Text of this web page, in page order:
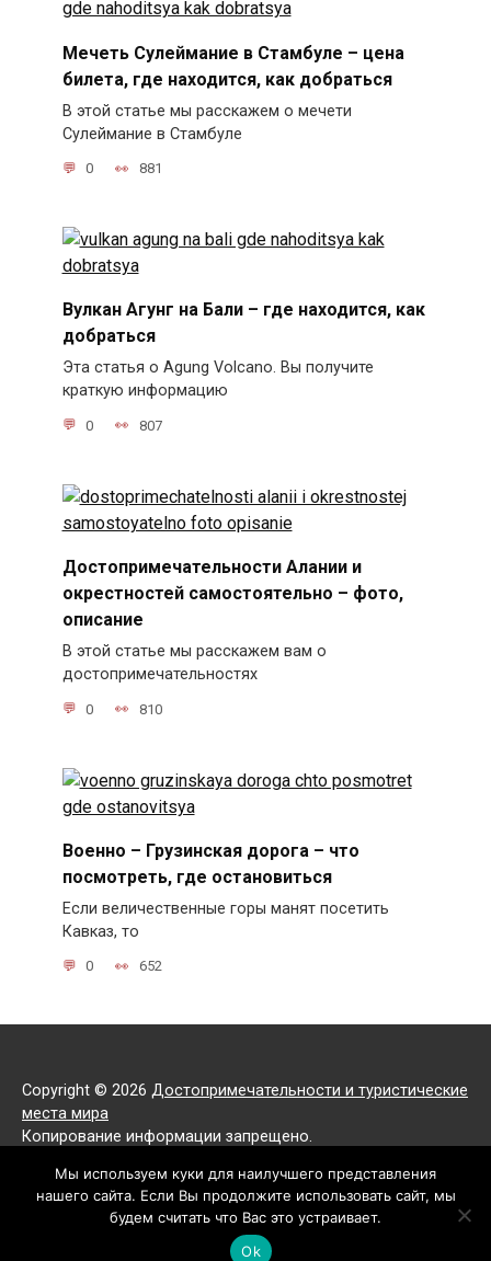
Мечеть Сулеймание в Стамбуле – цена
билета, где находится, как добраться
В этой статье мы расскажем о мечети
Сулеймание в Стамбуле
0 881
Вулкан Агунг на Бали – где находится, как
добраться
Эта статья о Agung Volcano. Вы получите
краткую информацию
0 807
Достопримечательности Алании и
окрестностей самостоятельно – фото,
описание
В этой статье мы расскажем вам о
достопримечательностях
0 810
Военно – Грузинская дорога – что
посмотреть, где остановиться
Если величественные горы манят посетить
Кавказ, то
0 652
Copyright © 2026 Достопримечательности и туристические
места мира
Копирование информации запрещено.
Политика конфиденциальности
Мы используем куки для наилучшего представления
нашего сайта. Если Вы продолжите использовать сайт, мы
будем считать что Вас это устраивает.
Ok